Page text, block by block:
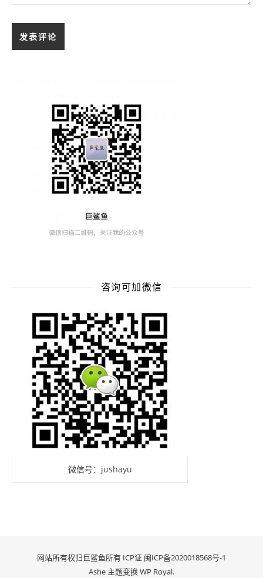
咨询可加微信
微信号：jushayu
网站所有权归巨鲨鱼所有 ICP证 闽ICP备2020018568号-1
Ashe 主题变换WP Royal.